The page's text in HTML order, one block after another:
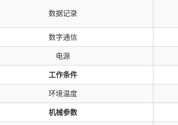
数据记录
数字通信
电源
工作条件
环境温度
机械参数